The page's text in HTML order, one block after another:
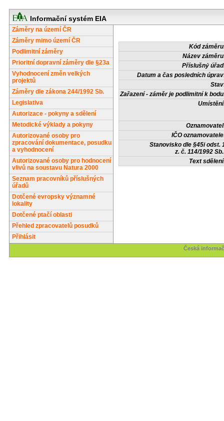
Informační systém EIA
Záměry na území ČR
Záměry mimo území ČR
Podlimitní záměry
Prioritní dopravní záměry dle §23a
Vyhodnocení změn velkých
projektů
Záměry dle zákona 244/1992 Sb.
Legislativa
Autorizace - pokyny a sdělení
Metodické výklady a pokyny
Autorizované osoby pro
zpracování dokumentace, posudku
a vyhodnocení
Autorizované osoby pro hodnocení
vlivů na soustavu Natura 2000
Seznam pracovníků příslušných
úřadů
Dotčené evropsky významné
lokality
Dotčené ptačí oblasti
Přehled zpracovatelů posudků
Přihlásit
Kód
Název
Příslušný
Datum a čas posledních
Zařazení - záměr je podlimitní k
IČO
Stanovisko dle §45i odst.
z. č. 114/1992
Text
Česká